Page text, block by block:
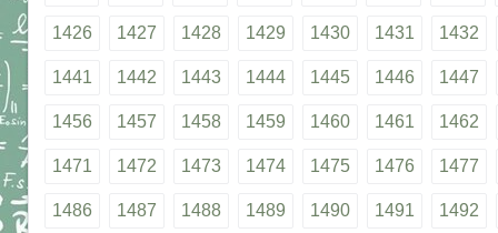
1426 1427 1428 1429 1430 1431 1432
1441 1442 1443 1444 1445 1446 1447
1456 1457 1458 1459 1460 1461 1462
1471 1472 1473 1474 1475 1476 1477
1486 1487 1488 1489 1490 1491 1492